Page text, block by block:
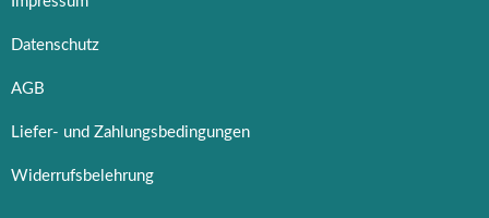
Datenschutz
AGB
Liefer- und Zahlungsbedingungen
Widerrufsbelehrung